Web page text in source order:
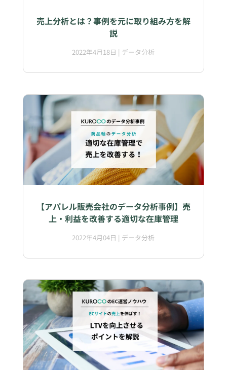
売上分析とは？事例を元に取り組み方を解
説
2022年4月18日 | データ分析
【アパレル販売会社のデータ分析事例】売
上・利益を改善する適切な在庫管理
2022年4月04日 | データ分析